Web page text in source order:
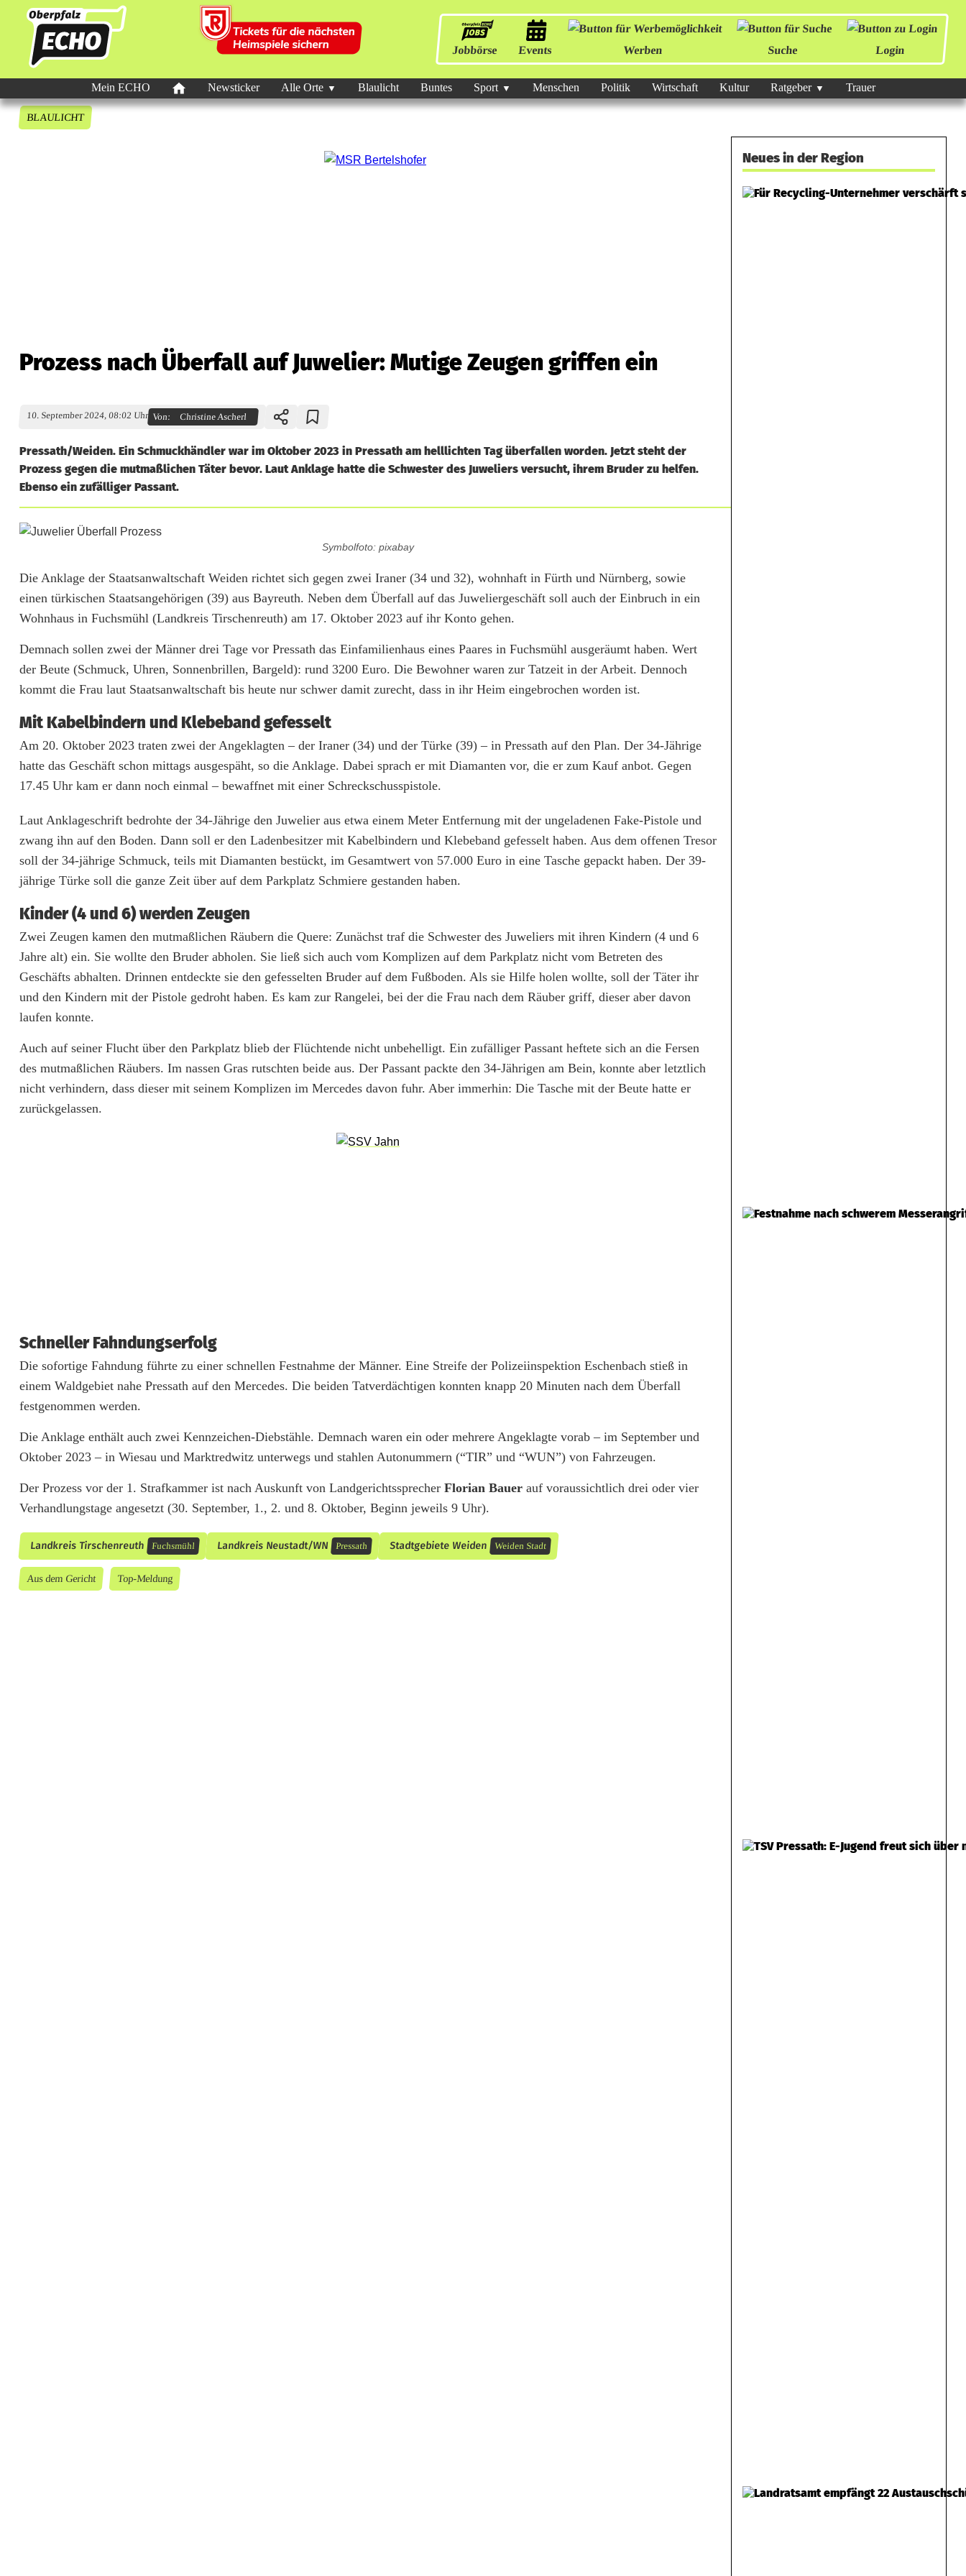
Jobbörse Events Werben Suche Login
Mein ECHO Newsticker Alle Orte Blaulicht Buntes Sport Menschen Politik Wirtschaft Kultur Ratgeber Trauer
BLAULICHT
Prozess nach Überfall auf Juwelier: Mutige Zeugen griffen ein
10. September 2024, 08:02 Uhr Von: Christine Ascherl
Pressath/Weiden. Ein Schmuckhändler war im Oktober 2023 in Pressath am helllichten Tag überfallen worden. Jetzt steht der
Prozess gegen die mutmaßlichen Täter bevor. Laut Anklage hatte die Schwester des Juweliers versucht, ihrem Bruder zu helfen.
Ebenso ein zufälliger Passant.
P
o
z
e
s
s
n
a
c
Ü
b
e
r
f
a
l
l
a
u
f
:
M
u
t
i
g
e
Z
e
Symbolfoto: pixabay
Die Anklage der Staatsanwaltschaft Weiden richtet sich gegen zwei Iraner (34 und 32), wohnhaft in Fürth und Nürnberg, sowie
einen türkischen Staatsangehörigen (39) aus Bayreuth. Neben dem Überfall auf das Juweliergeschäft soll auch der Einbruch in ein
Wohnhaus in Fuchsmühl (Landkreis Tirschenreuth) am 17. Oktober 2023 auf ihr Konto gehen.
Demnach sollen zwei der Männer drei Tage vor Pressath das Einfamilienhaus eines Paares in Fuchsmühl ausgeräumt haben. Wert
der Beute (Schmuck, Uhren, Sonnenbrillen, Bargeld): rund 3200 Euro. Die Bewohner waren zur Tatzeit in der Arbeit. Dennoch
kommt die Frau laut Staatsanwaltschaft bis heute nur schwer damit zurecht, dass in ihr Heim eingebrochen worden ist.
Mit Kabelbindern und Klebeband gefesselt
Am 20. Oktober 2023 traten zwei der Angeklagten – der Iraner (34) und der Türke (39) – in Pressath auf den Plan. Der 34-Jährige
hatte das Geschäft schon mittags ausgespäht, so die Anklage. Dabei sprach er mit Diamanten vor, die er zum Kauf anbot. Gegen
17.45 Uhr kam er dann noch einmal – bewaffnet mit einer Schreckschusspistole.
Laut Anklageschrift bedrohte der 34-Jährige den Juwelier aus etwa einem Meter Entfernung mit der ungeladenen Fake-Pistole und
zwang ihn auf den Boden. Dann soll er den Ladenbesitzer mit Kabelbindern und Klebeband gefesselt haben. Aus dem offenen Tresor
soll der 34-jährige Schmuck, teils mit Diamanten bestückt, im Gesamtwert von 57.000 Euro in eine Tasche gepackt haben. Der 39-
jährige Türke soll die ganze Zeit über auf dem Parkplatz Schmiere gestanden haben.
Kinder (4 und 6) werden Zeugen
Zwei Zeugen kamen den mutmaßlichen Räubern die Quere: Zunächst traf die Schwester des Juweliers mit ihren Kindern (4 und 6
Jahre alt) ein. Sie wollte den Bruder abholen. Sie ließ sich auch vom Komplizen auf dem Parkplatz nicht vom Betreten des
Geschäfts abhalten. Drinnen entdeckte sie den gefesselten Bruder auf dem Fußboden. Als sie Hilfe holen wollte, soll der Täter ihr
und den Kindern mit der Pistole gedroht haben. Es kam zur Rangelei, bei der die Frau nach dem Räuber griff, dieser aber davon
laufen konnte.
Auch auf seiner Flucht über den Parkplatz blieb der Flüchtende nicht unbehelligt. Ein zufälliger Passant heftete sich an die Fersen
des mutmaßlichen Räubers. Im nassen Gras rutschten beide aus. Der Passant packte den 34-Jährigen am Bein, konnte aber letztlich
nicht verhindern, dass dieser mit seinem Komplizen im Mercedes davon fuhr. Aber immerhin: Die Tasche mit der Beute hatte er
zurückgelassen.
Schneller Fahndungserfolg
Die sofortige Fahndung führte zu einer schnellen Festnahme der Männer. Eine Streife der Polizeiinspektion Eschenbach stieß in
einem Waldgebiet nahe Pressath auf den Mercedes. Die beiden Tatverdächtigen konnten knapp 20 Minuten nach dem Überfall
festgenommen werden.
Die Anklage enthält auch zwei Kennzeichen-Diebstähle. Demnach waren ein oder mehrere Angeklagte vorab – im September und
Oktober 2023 – in Wiesau und Marktredwitz unterwegs und stahlen Autonummern (“TIR” und “WUN”) von Fahrzeugen.
Der Prozess vor der 1. Strafkammer ist nach Auskunft von Landgerichtssprecher Florian Bauer auf voraussichtlich drei oder vier
Verhandlungstage angesetzt (30. September, 1., 2. und 8. Oktober, Beginn jeweils 9 Uhr).
Landkreis Tirschenreuth Fuchsmühl Landkreis Neustadt/WN Pressath Stadtgebiete Weiden Weiden Stadt
Aus dem Gericht Top-Meldung
Neues in der Region